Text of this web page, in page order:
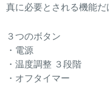
真に必要とされる機能だ
３つのボタン
・電源
・温度調整 ３段階
・オフタイマー